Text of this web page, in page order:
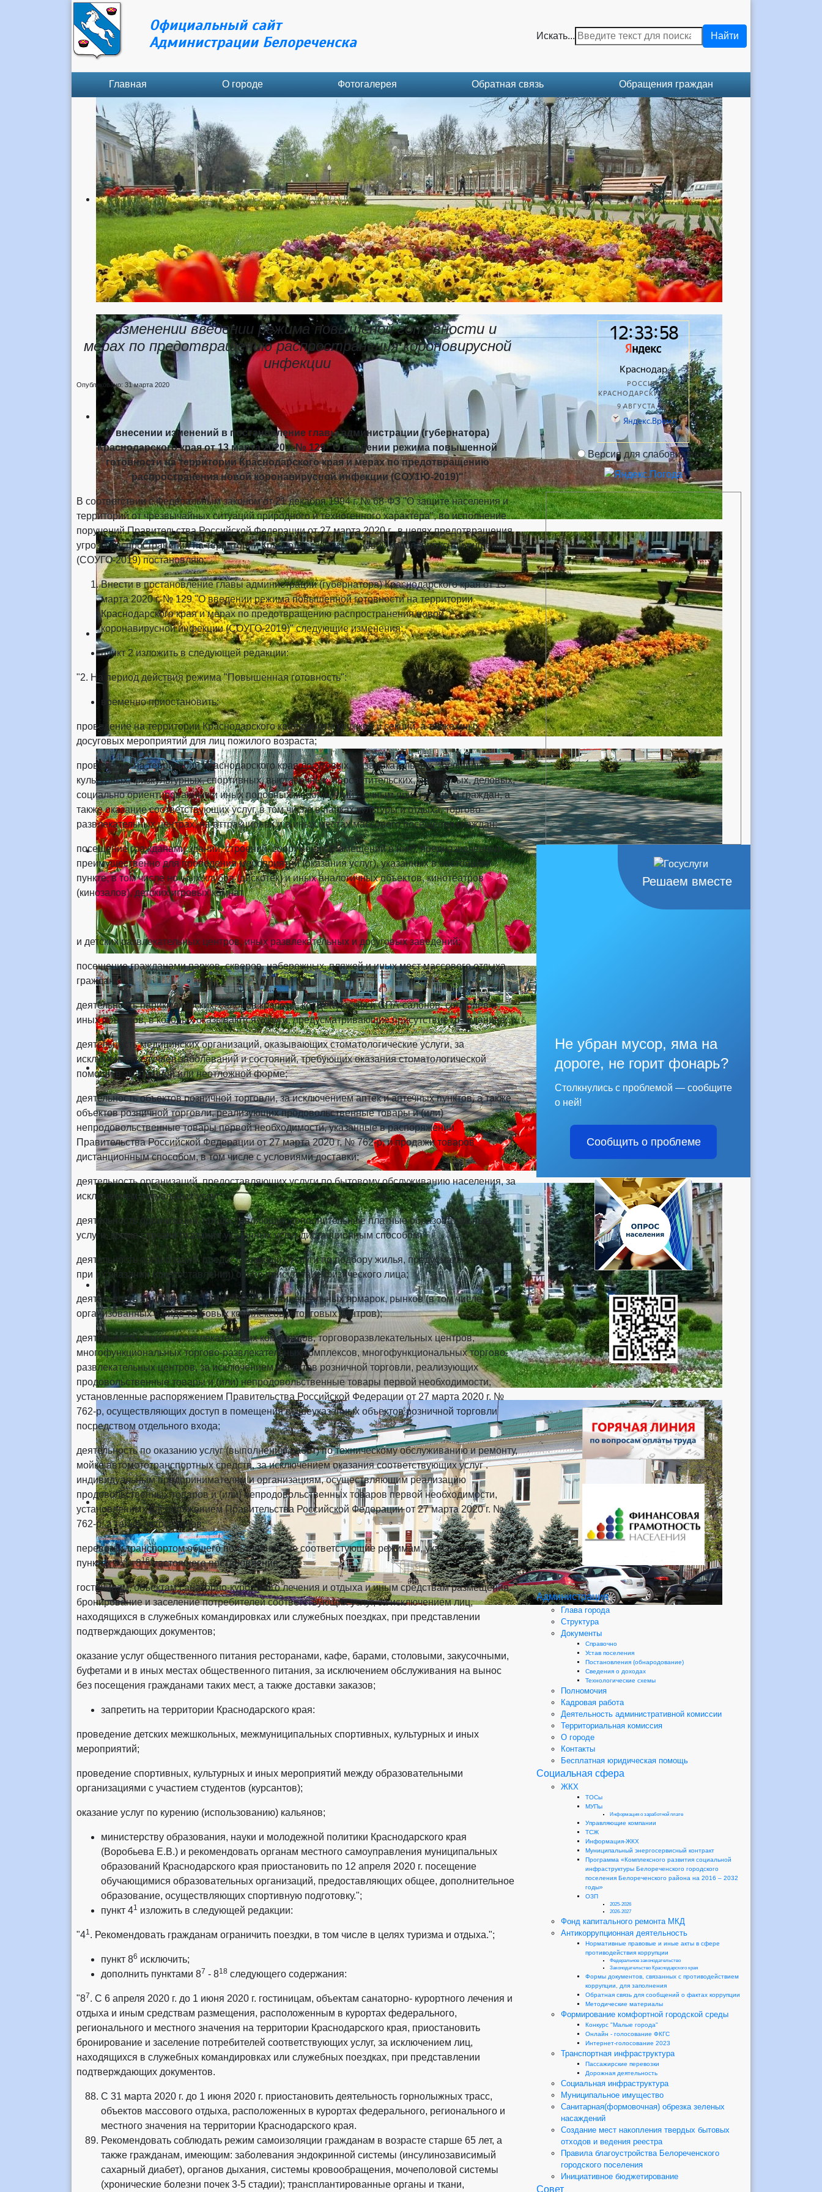
Официальный сайт
Администрации Белореченска
Искать... Найти
Главная О городе Фотогалерея Обратная связь Обращения граждан
О изменении введении режима повышеной готовности и
мерах по предотвращению распространения короновирусной
инфекции
Опубликовано: 31 марта 2020
О внесении изменений в постановление главы администрации (губернатора)
Краснодарского края от 13 марта 2020 г. № 129 "О введении режима повышенной
готовности на территории Краснодарского края и мерах по предотвращению
распространения новой коронавирусной инфекции (СОУ1Ю-2019)"
В соответствии с Федеральным законом от 21 декабря 1994 г. № 68-ФЗ "О защите населения и
территорий от чрезвычайных ситуаций природного и техногенного характера", во исполнение
поручений Правительства Российской Федерации от 27 марта 2020 г., в целях предотвращения
угрозы распространения на территории Краснодарского края новой коронавирусной инфекции
(СОУГО-2019) постановляю:
Внести в постановление главы администрации (губернатора) Краснодарского края от 13
марта 2020 г. № 129 "О введении режима повышенной готовности на территории
Краснодарского края и мерах по предотвращению распространения новой
коронавирусной инфекции (СОУГО-2019)" следующие изменения:
пункт 2 изложить в следующей редакции:
"2. На период действия режима "Повышенная готовность":
временно приостановить:
проведение на территории Краснодарского края работы кружков и секций, а также иных
досуговых мероприятий для лиц пожилого возраста;
проведение на территории Краснодарского края досуговых, развлекательных, зрелищных,
культурных, физкультурных, спортивных, выставочных, просветительских, рекламных, деловых,
социально ориентированных и иных подобных мероприятий с очным присутствием граждан, а
также оказание соответствующих услуг, в том числе в парках культуры и отдыха, торгово-
развлекательных центрах, на аттракционах и в иных местах массового посещения граждан;
посещение гражданами зданий, строений, сооружений (помещений в них), предназначенных
преимущественно для проведения мероприятий (оказания услуг), указанных в настоящем
пункте, в том числе ночных клубов (дискотек) и иных аналогичных объектов, кинотеатров
(кинозалов), детских игровых комнат
и детских развлекательных центров, иных развлекательных и досуговых заведений;
посещение гражданами парков, скверов, набережных, пляжей и иных мест массового отдыха
граждан;
деятельность парикмахерских, салонов красоты, косметических и СПА-салонов, соляриев и
иных объектов, в которых оказываются услуги, предусматривающие присутствие гражданина;
деятельность медицинских организаций, оказывающих стоматологические услуги, за
исключением случаев заболеваний и состояний, требующих оказания стоматологической
помощи в экстренной или неотложной форме;
деятельность объектов розничной торговли, за исключением аптек и аптечных пунктов, а также
объектов розничной торговли, реализующих продовольственные товары и (или)
непродовольственные товары первой необходимости, указанные в распоряжении
Правительства Российской Федерации от 27 марта 2020 г, № 762-р, и продажи товаров
дистанционным способом, в том числе с условиями доставки;
деятельность организаций, предоставляющих услуги по бытовому обслуживанию населения, за
исключением ритуальных услуг;
деятельность организаций, предоставляющих дополнительные платные образовательные
услуги, кроме случаев оказания указанных услуг дистанционным способом;
деятельность организаций, предоставляющих услуги по подбору жилья, предусматривающие
при их оказании (предоставлении) очное присутствие физического лица;
деятельность ярмарок, выставок-ярмарок, универсальных ярмарок, рынков (в том числе
организованных в виде торговых комплексов и торговых центров);
деятельность торгово-развлекательных комплексов, торгово­развлекательных центров,
многофункциональных торгово-развлекательных комплексов, многофункциональных торгово-
развлекательных центров, за исключением объектов розничной торговли, реализующих
продовольственные товары и (или) непродовольственные товары первой необходимости,
установленные распоряжением Правительства Российской Федерации от 27 марта 2020 г. №
762-р, осуществляющих доступ в помещения вышеуказанных объектов розничной торговли
посредством отдельного входа;
деятельность по оказанию услуг (выполнению работ) по техническому обслуживанию и ремонту,
мойке автомототранспортных средств, за исключением оказания соответствующих услуг .
индивидуальным предпринимателям и организациям, осуществляющим реализацию
продовольственных товаров и (или) непродовольственных товаров первой необходимости,
установленных распоряжением Правительства Российской Федерации от 27 марта 2020 г. №
762-р, а также автосалонов;
перевозки транспортом общего пользования, не соответстующие режимам, указанным в
пунктах 814- 816настоящего постановления;
гостиницам, объектам санаторно-курортного лечения и отдыха и иным средствам размещения
бронирование и заселение потребителей соответствующих услуг, за исключением лиц,
находящихся в служебных командировках или служебных поездках, при представлении
подтверждающих документов;
оказание услуг общественного питания ресторанами, кафе, барами, столовыми, закусочными,
буфетами и в иных местах общественного питания, за исключением обслуживания на вынос
без посещения гражданами таких мест, а также доставки заказов;
запретить на территории Краснодарского края:
проведение детских межшкольных, межмуниципальных спортивных, культурных и иных
мероприятий;
проведение спортивных, культурных и иных мероприятий между образовательными
организациями с участием студентов (курсантов);
оказание услуг по курению (использованию) кальянов;
министерству образования, науки и молодежной политики Краснодарского края
(Воробьева Е.В.) и рекомендовать органам местного самоуправления муниципальных
образований Краснодарского края приостановить по 12 апреля 2020 г. посещение
обучающимися образовательных организаций, предоставляющих общее, дополнительное
образование, осуществляющих спортивную подготовку.";
пункт 41 изложить в следующей редакции:
"41. Рекомендовать гражданам ограничить поездки, в том числе в целях туризма и отдыха.";
пункт 86 исключить;
дополнить пунктами 87 - 818 следующего содержания:
"87. С 6 апреля 2020 г. до 1 июня 2020 г. гостиницам, объектам санаторно- курортного лечения и
отдыха и иным средствам размещения, расположенным в курортах федерального,
регионального и местного значения на территории Краснодарского края, приостановить
бронирование и заселение потребителей соответствующих услуг, за исключением лиц,
находящихся в служебных командировках или служебных поездках, при представлении
подтверждающих документов.
С 31 марта 2020 г. до 1 июня 2020 г. приостановить деятельность горнолыжных трасс,
объектов массового отдыха, расположенных в курортах федерального, регионального и
местного значения на территории Краснодарского края.
Рекомендовать соблюдать режим самоизоляции гражданам в возрасте старше 65 лет, а
также гражданам, имеющим: заболевания эндокринной системы (инсулинозависимый
сахарный диабет), органов дыхания, системы кровообращения, мочеполовой системы
(хронические болезни почек 3-5 стадии); трансплантированные органы и ткани,
Версия для слабовидящих
Решаем вместе
Не убран мусор, яма на
дороге, не горит фонарь?
Столкнулись с проблемой — сообщите
о ней!
Сообщить о проблеме
Администрация
Глава города
Структура
Документы
Справочно
Устав поселения
Постановления (обнародование)
Сведения о доходах
Технологические схемы
Полномочия
Кадровая работа
Деятельность административной комиссии
Территориальная комиссия
О городе
Контакты
Бесплатная юридическая помощь
Социальная сфера
ЖКХ
ТОСы
МУПы
Информация о заработной плате
Управляющие компании
ТСЖ
Информация-ЖКХ
Муниципальный энергосервисный контракт
Программа «Комплексного развития социальной
инфраструктуры Белореченского городского
поселения Белореченского района на 2016 – 2032
годы»
ОЗП
2025-2026
2026-2027
Фонд капитального ремонта МКД
Антикоррупционная деятельность
Нормативные правовые и иные акты в сфере
противодействия коррупции
Федеральное законодательство
Законодательство Краснодарского края
Формы документов, связанных с противодействием
коррупции, для заполнения
Обратная связь для сообщений о фактах коррупции
Методические материалы
Формирование комфортной городской среды
Конкурс "Малые города"
Онлайн - голосование ФКГС
Интернет-голосование 2023
Транспортная инфраструктура
Пассажирские перевозки
Дорожная деятельность
Социальная инфраструктура
Муниципальное имущество
Санитарная(формовочная) обрезка зеленых
насаждений
Создание мест накопления твердых бытовых
отходов и ведения реестра
Правила благоустройства Белореченского
городского поселения
Инициативное бюджетирование
Совет